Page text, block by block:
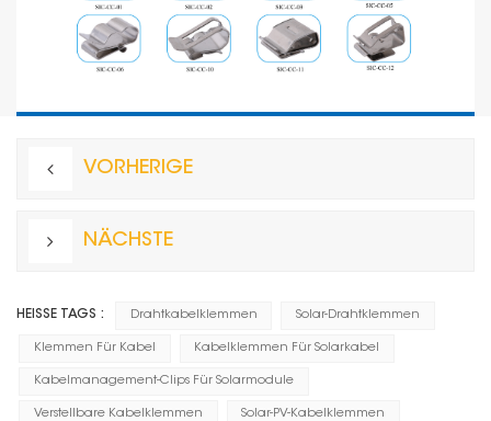
VORHERIGE
NÄCHSTE
HEISSE TAGS : Drahtkabelklemmen Solar-Drahtklemmen
Klemmen Für Kabel Kabelklemmen Für Solarkabel
Kabelmanagement-Clips Für Solarmodule
Verstellbare Kabelklemmen Solar-PV-Kabelklemmen